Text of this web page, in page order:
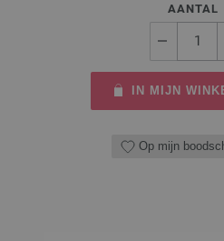
AANTAL
IN MIJN
Op mijn